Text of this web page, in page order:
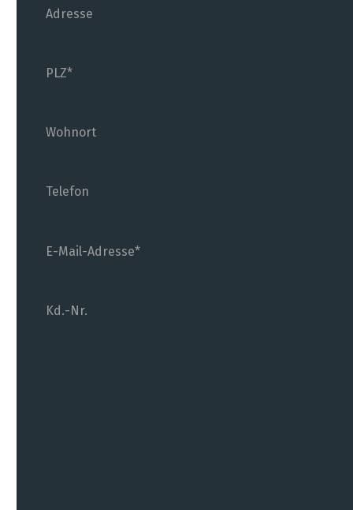
Adresse
PLZ
Wohnort
Telefon
E-Mail-Adresse
Kd.-Nr.